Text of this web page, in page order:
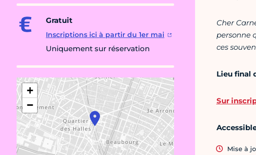
Gratuit
Inscriptions ici à partir du 1er mai
Uniquement sur réservation
+
−
Cher
personne
ces
Lieu final
Sur
Mise à